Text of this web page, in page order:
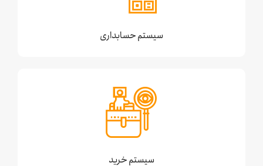
سیستم حسابداری
سیستم خرید